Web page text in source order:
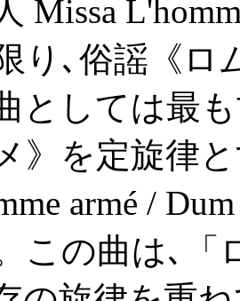
Missa
り､俗謡《ロ
としては最
》を定旋律
armé /
この曲は､「